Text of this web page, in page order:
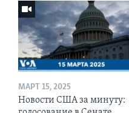
МАРТ 15, 2025
Новости США за минуту: